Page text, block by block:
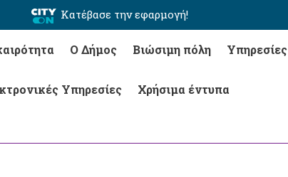
Κατέβασε την εφαρμογή!
Ο Δήμος Βιώσιμη πόλη Υπηρεσίες
Υπηρεσίες Χρήσιμα έντυπα